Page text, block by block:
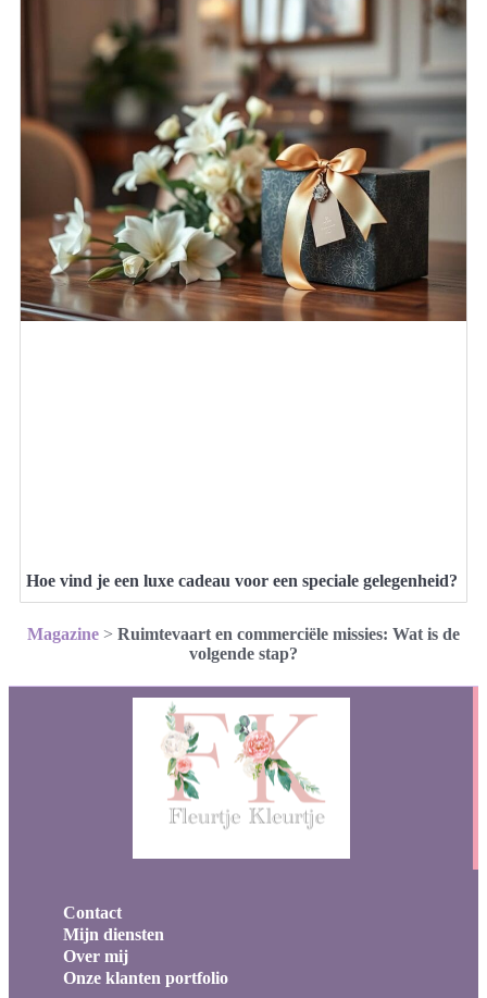
Hoe vind je een luxe cadeau voor een speciale gelegenheid?
Magazine > Ruimtevaart en commerciële missies: Wat is de
volgende stap?
Contact
Mijn diensten
Over mij
Onze klanten portfolio